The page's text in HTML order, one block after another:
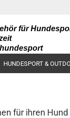
für
HUNDESPORT &
für ihren Hund